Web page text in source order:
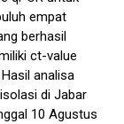
empat
berhasil
ct-value
analisa
di Jabar
10 Agustus